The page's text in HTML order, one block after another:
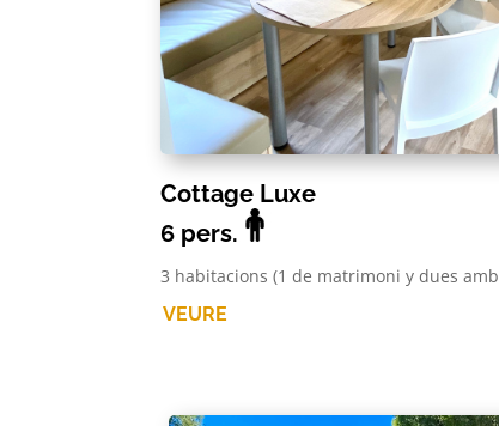
Cottage Luxe
6 pers.
3 habitacions (1 de matrimoni y dues
VEURE